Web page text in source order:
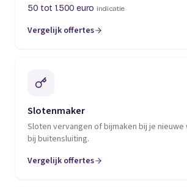
50 tot 1.500 euro indicatie
Vergelijk offertes
(opent in een nieuw tabblad)
Slotenmaker
Sloten vervangen of bijmaken bij je nieuwe
bij buitensluiting.
Vergelijk offertes
(opent in een nieuw tabblad)